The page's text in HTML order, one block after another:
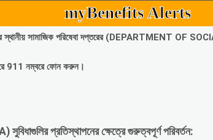
myBenefits Alerts
স্থানীয় সামাজিক পরিষেবা দপ্তরের (DEPARTMENT OF
করে 911 নম্বরে ফোন করুন।
প্রতিস্থাপনের ক্ষেত্রে গুরুত্বপূর্ণ পরিবর্তন: